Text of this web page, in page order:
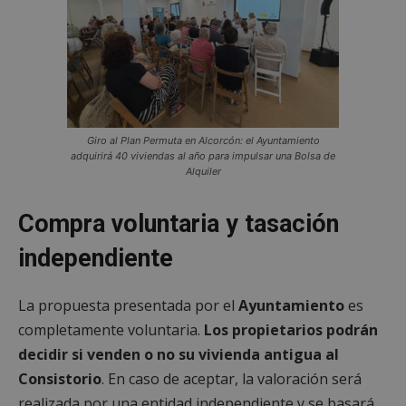
Giro al Plan Permuta en Alcorcón: el Ayuntamiento
adquirirá 40 viviendas al año para impulsar una Bolsa de
Alquiler
Compra voluntaria y tasación
independiente
La propuesta presentada por el Ayuntamientoes
completamente voluntaria. Los propietarios podrán
decidir si venden o no su vivienda antigua al
Consistorio. En caso de aceptar, la valoración será